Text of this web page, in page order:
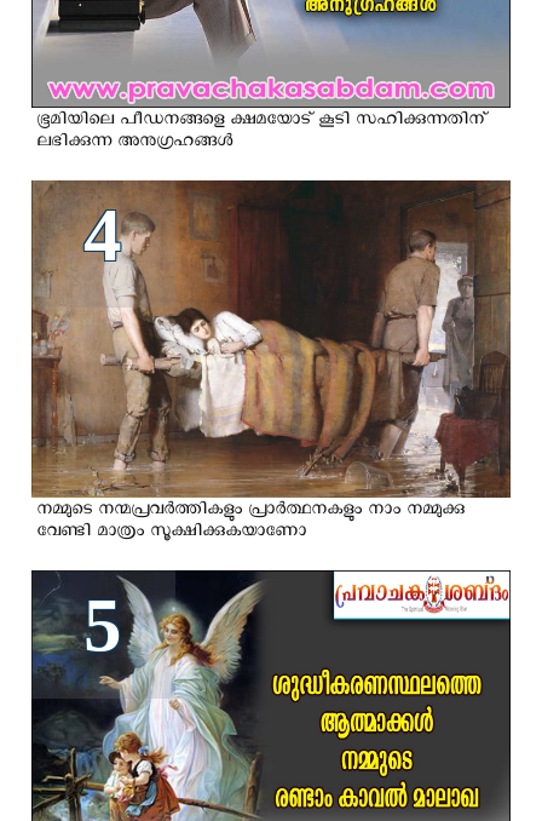
ഭൂമിയിലെ പീഡനങ്ങളെ ക്ഷമയോട് കൂടി സഹിക്കുന്നതിന്
ലഭിക്കുന്ന അനുഗ്രഹങ്ങള്‍
4
നമ്മുടെ നന്മപ്രവർത്തികളും പ്രാര്‍ത്ഥനകളും നാം നമ്മുക്കു
വേണ്ടി മാത്രം സൂക്ഷിക്കുകയാണോ
5